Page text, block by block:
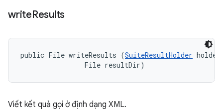
writeResults
public File writeResults (SuiteResultHolder
                File resultDir)
Viết kết quả gọi ở định dạng XML.